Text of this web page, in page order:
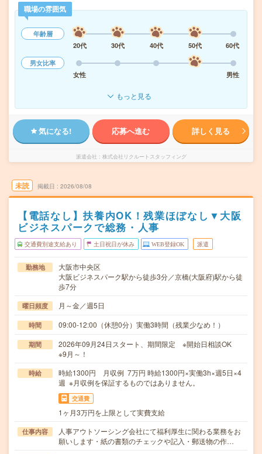
職場の雰囲気
年齢層
20代
30代 40代 50代
60代
男女比率
女性
男性
もっと見る
気になる! 応募へ進む 詳しく見る
派遣会社 株式会社リクルートスタッフィング
未読 掲載日 2026/08/08
【電話なし】扶養内OK！残業ほぼなし▼大阪
ビジネスパークで総務・人事
交通費別途支給あり 土日祝日が休み WEB登録OK 派遣
勤務地
大阪市中央区
大阪ビジネスパーク駅から徒歩3分／京橋(大阪府)駅から徒
歩7分
曜日頻度 月～金／週5日
時間 09:00-12:00（休憩0分）実働3時間（残業少なめ！）
期間
2026年09月24日スタート、期間限定 ※開始日相談OK
※9月～！
時給
時給1300円 月収例 7万円 時給1300円×実働3h×週5日×4
週 ※月収例を保証するものではありません。
交通費
1ヶ月3万円を上限として実費支給
仕事内容
人事アウトソーシング会社にて福利厚生に関わる業務をお
願いします・紙の書類のチェックや記入・郵送物の作…